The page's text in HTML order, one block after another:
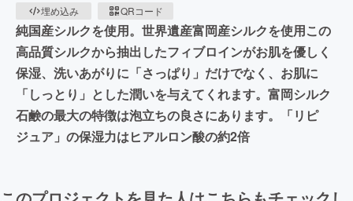
埋め込み
QRコード
純国産シルクを使用。世界遺産富岡産シルクを使用この
高品質シルクから抽出したフィブロインがお肌を優しく
保湿、洗いあがりに「さっぱり」だけでなく、お肌に
「しっとり」とした潤いを与えてくれます。富岡シルク
石鹸の最大の特徴は泡立ちの良さにあります。「リピ
ジュア」の保湿力はヒアルロン酸の約2倍